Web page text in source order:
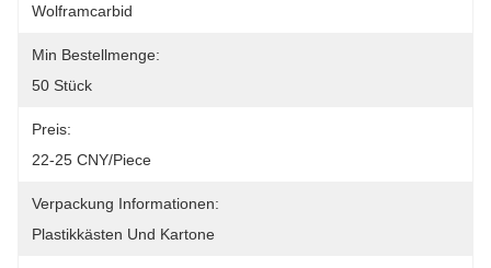
Wolframcarbid
Min Bestellmenge:
50 Stück
Preis:
22-25 CNY/piece
Verpackung Informationen:
Plastikkästen Und Kartone